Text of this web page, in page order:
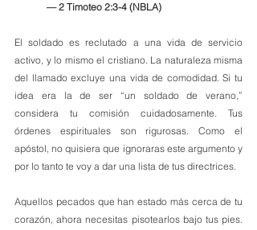
— 2 Timoteo 2:3-4 (NBLA)
El soldado es reclutado a una vida de servicio
activo, y lo mismo el cristiano. La naturaleza misma
del llamado excluye una vida de comodidad. Si tu
idea era la de ser “un soldado de verano,”
considera tu comisión cuidadosamente. Tus
órdenes espirituales son rigurosas. Como el
apóstol, no quisiera que ignoraras este argumento y
por lo tanto te voy a dar una lista de tus directrices.
Aquellos pecados que han estado más cerca de tu
corazón, ahora necesitas pisotearlos bajo tus pies.